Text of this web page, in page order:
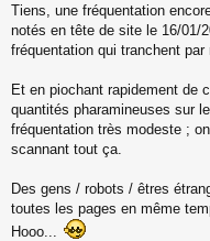
e
s
s
e
n
o
n
Tiens, une fréquentation
notés en tête de site le 16/01/
fréquentation qui tranchent par
Et en piochant rapidement de
quantités pharamineuses sur
fréquentation très modeste ;
scannant tout ça.
Des gens / robots / êtres
toutes les pages en même
Hooo...